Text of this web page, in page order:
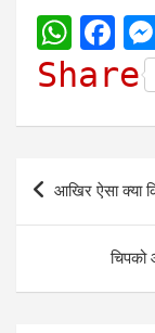
W
h
t
s
A
F
a
e
o
o
k
Share
Post
navigation
आखिर ऐसा क्या
चिपको